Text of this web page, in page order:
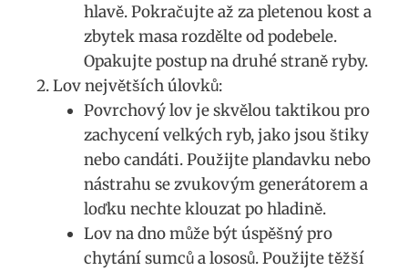
hlavě. Pokračujte až za pletenou kost a
zbytek masa rozdělte od podebele.
Opakujte postup na druhé straně ryby.
Lov největších úlovků:
Povrchový lov je skvělou taktikou pro
zachycení velkých ryb, jako jsou štiky
nebo candáti. Použijte plandavku nebo
nástrahu se zvukovým generátorem a
loďku nechte klouzat po hladině.
Lov na dno může být úspěšný pro
chytání sumců a lososů. Použijte těžší